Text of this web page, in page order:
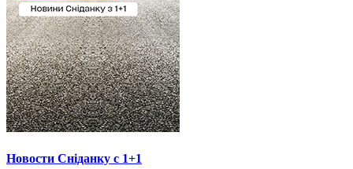
Новости Сніданку с 1+1